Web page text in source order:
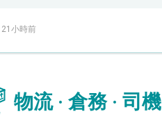
小時前
物流 · 倉務 · 司機